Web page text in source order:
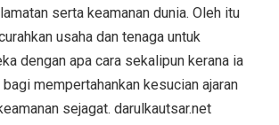
serta keamanan dunia. Oleh itu
usaha dan tenaga untuk
dengan apa cara sekalipun kerana ia
mempertahankan kesucian ajaran
sejagat. darulkautsar.net